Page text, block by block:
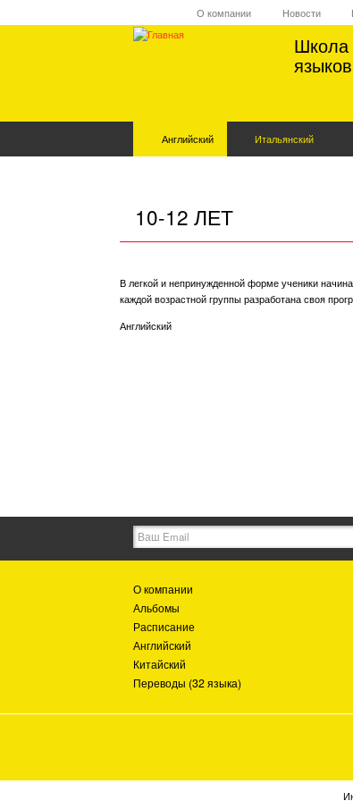
О компании Новости
Школа
Английский Итальянский
10-12 ЛЕТ
В легкой и непринужденной форме ученики
каждой возрастной группы разработана своя
Английский
О компании
Альбомы
Расписание
Английский
Китайский
Переводы (32 языка)